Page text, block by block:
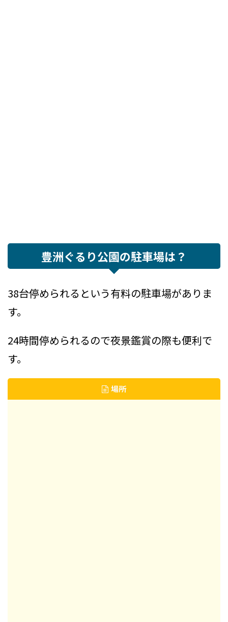
豊洲ぐるり公園の駐車場は？
38台停められるという有料の駐車場がありま
す。
24時間停められるので夜景鑑賞の際も便利で
す。
場所